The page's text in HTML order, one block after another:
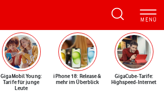
GigaMobil Young:
Tarife für junge
Leute
iPhone 18: Release &
mehr im Überblick
GigaCube-Tarife:
Highspeed-Internet